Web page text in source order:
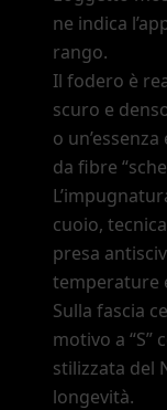
ne indica l’
rango.
Il fodero è
scuro e
o un’
da fibre
L’
cuoio,
presa
temperature
Sulla fascia
motivo a “S”
stilizzata del
longevità.